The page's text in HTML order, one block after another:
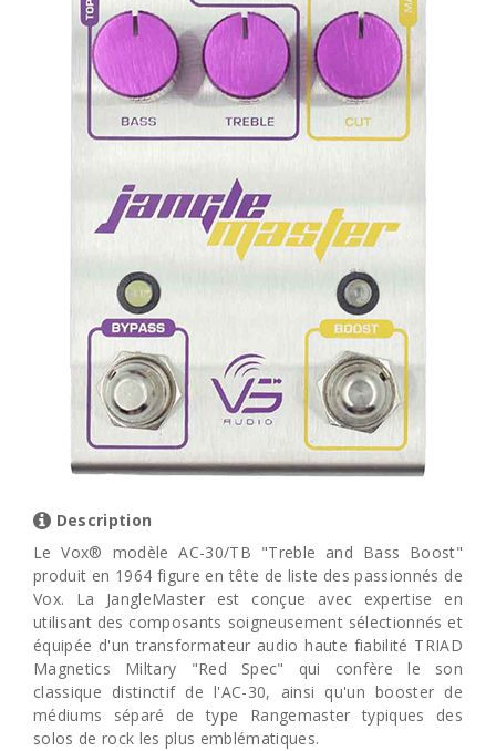
Description
Le Vox® modèle AC-30/TB "Treble and Bass Boost"
produit en 1964 figure en tête de liste des passionnés de
Vox. La JangleMaster est conçue avec expertise en
utilisant des composants soigneusement sélectionnés et
équipée d'un transformateur audio haute fiabilité TRIAD
Magnetics Miltary "Red Spec" qui confère le son
classique distinctif de l'AC-30, ainsi qu'un booster de
médiums séparé de type Rangemaster typiques des
solos de rock les plus emblématiques.